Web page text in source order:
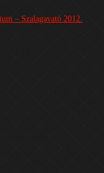
– Szalagavató 2012.